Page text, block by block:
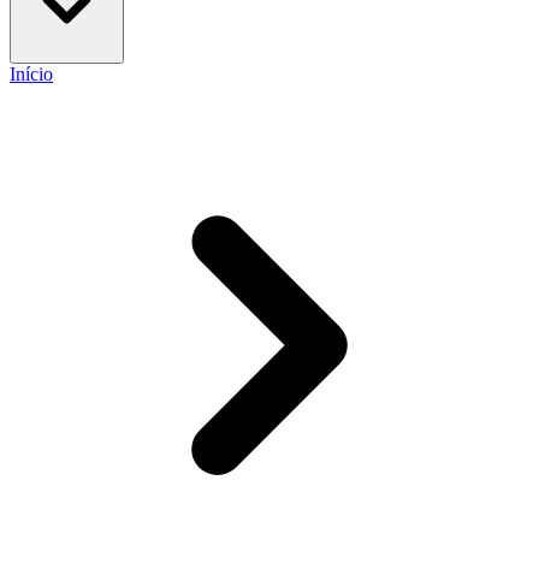
Início